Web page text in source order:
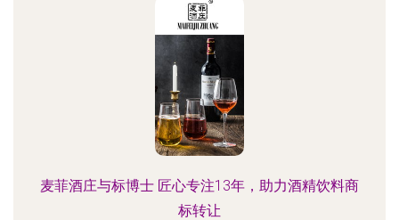
麦菲酒庄与标博士 匠心专注13年，助力酒精饮料商
标转让